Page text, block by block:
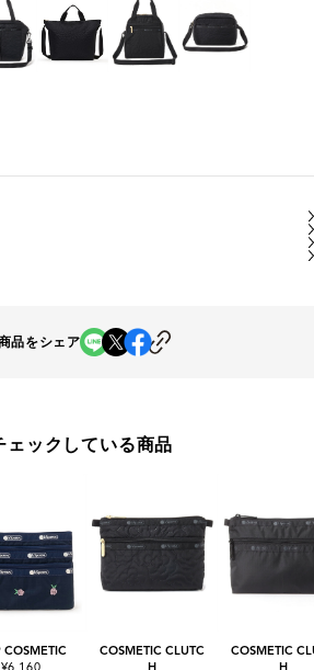
品をシェア
ェックしている商品
COSMETIC
¥6,160
COSMETIC CLUTC
H
COSMETIC
H